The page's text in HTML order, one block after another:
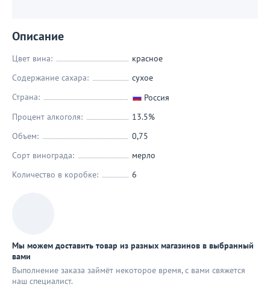
Описание
Цвет вина:
красное
Содержание сахара:
сухое
Страна:
Россия
Процент алкоголя:
13.5%
Объем:
0,75
Сорт винограда:
мерло
Количество в коробке:
6
Мы можем доставить товар из разных магазинов в выбранный
вами
Выполнение заказа займёт некоторое время, с вами свяжется
наш специaлист.